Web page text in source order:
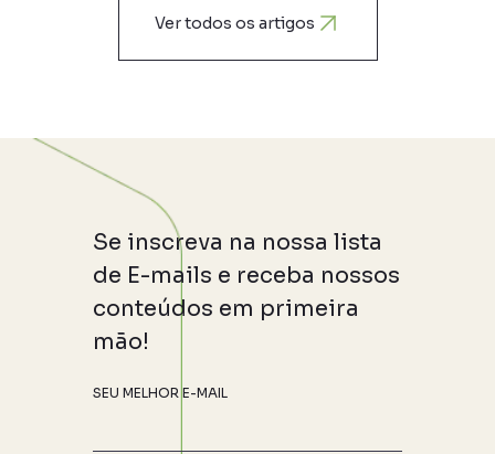
Ver todos os artigos
Se inscreva na nossa lista
de E-mails e receba nossos
conteúdos em primeira
mão!
SEU MELHOR E-MAIL